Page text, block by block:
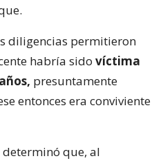
diligencias permitieron
habría sido víctima
presuntamente
entonces era conviviente
que, al